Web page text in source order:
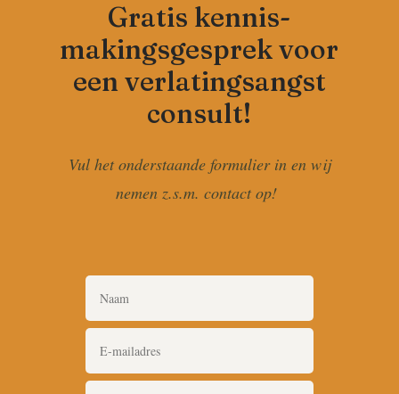
Gratis kennis-
makingsgesprek voor
een verlatingsangst
consult!
Vul het onderstaande formulier in en wij
nemen z.s.m. contact op!